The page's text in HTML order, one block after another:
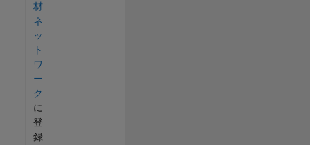
材
ネ
ッ
ト
ワ
ー
ク
に
登
録